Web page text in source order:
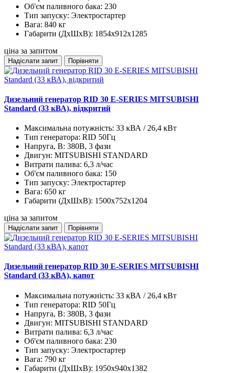
Об'єм паливного бака: 230
Тип запуску: Электростартер
Вага: 840 кг
Габарити (ДхШхВ): 1854x912x1285
ціна за запитом
Надіслати запит Порівняти
Дизельний генератор RID 30 E-SERIES MITSUBISHI
Standard (33 кВА), відкритий
Максимальна потужність: 33 кВА / 26,4 кВт
Тип генератора: RID 50Гц
Напруга, В: 380В, 3 фази
Двигун: MITSUBISHI STANDARD
Витрати палива: 6,3 л/час
Об'єм паливного бака: 150
Тип запуску: Электростартер
Вага: 650 кг
Габарити (ДхШхВ): 1500x752x1204
ціна за запитом
Надіслати запит Порівняти
Дизельний генератор RID 30 E-SERIES MITSUBISHI
Standard (33 кВА), капот
Максимальна потужність: 33 кВА / 26,4 кВт
Тип генератора: RID 50Гц
Напруга, В: 380В, 3 фази
Двигун: MITSUBISHI STANDARD
Витрати палива: 6,3 л/час
Об'єм паливного бака: 230
Тип запуску: Электростартер
Вага: 790 кг
Габарити (ДхШхВ): 1950x940x1382